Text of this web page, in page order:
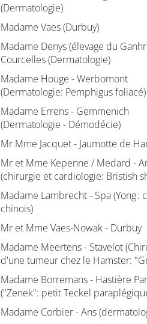
(Dermatologie)
Madame Vaes (Durbuy)
Madame Denys (élevage du
Courcelles (Dermatologie)
Madame Houge - Werbomont
(Dermatologie: Pemphigus foliacé)
Madame Errens - Gemmenich
(Dermatologie - Démodécie)
Mr Mme Jacquet - Jaumotte de
Mr et Mme Kepenne / Medard -
(chirurgie et cardiologie: Bristish
Madame Lambrecht - Spa (Yong :
chinois)
Mr et Mme Vaes-Nowak - Durbuy
Madame Meertens - Stavelot
d'une tumeur chez le Hamster:
Madame Borremans - Hastière
("Zenek": petit Teckel
Madame Corbier - Ans